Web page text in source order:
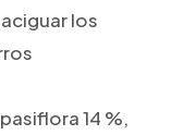
los
14 %,